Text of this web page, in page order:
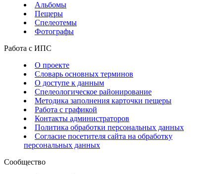
Альбомы
Пещеры
Спелеотемы
Фотографы
Работа с ИПС
О проекте
Словарь основных терминов
О доступе к данным
Спелеологическое районирование
Методика заполнения карточки пещеры
Работа с графикой
Контакты администраторов
Политика обработки персональных данных
Согласие посетителя сайта на обработку
персональных данных
Сообщество